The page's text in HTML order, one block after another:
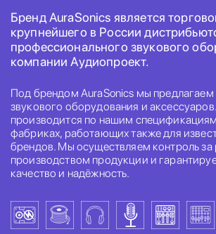
Бренд AuraSonics является
крупнейшего в России
профессионального звукового
компании Аудиопроект.
Под брендом AuraSonics мы
звукового оборудования и
производится по нашим
фабриках, работающих также для
брендов. Мы осуществляем контроль за
производством продукции и
качество и надёжность.